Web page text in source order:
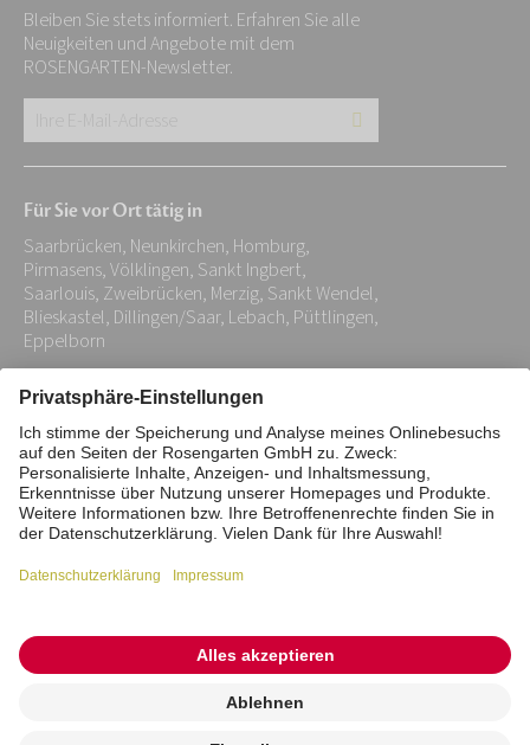
Bleiben Sie stets informiert. Erfahren Sie alle
Neuigkeiten und Angebote mit dem
ROSENGARTEN-Newsletter.
Adresse:
*
Für Sie vor Ort tätig in
Saarbrücken, Neunkirchen, Homburg,
Pirmasens, Völklingen, Sankt Ingbert,
Saarlouis, Zweibrücken, Merzig, Sankt Wendel,
Blieskastel, Dillingen/Saar, Lebach, Püttlingen,
Eppelborn
Impressum Datenschutz
Stiftung
Interne Meldestelle
Zahlungsmittel
Barrierefreiheitserklärung
Vertrag widerrufen
© 2026 ROSENGARTEN-Tierbestattung